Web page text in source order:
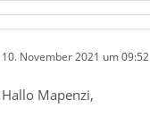
10. November 2021 um 09:52
Hallo Mapenzi,